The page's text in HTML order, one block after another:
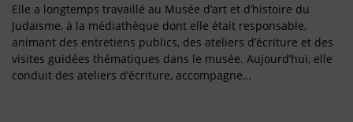
Elle a longtemps travaillé au Musée d’art et d’histoire du
Judaïsme, à la médiathèque dont elle était responsable,
animant des entretiens publics, des ateliers d’écriture et des
visites guidées thématiques dans le musée. Aujourd’hui, elle
conduit des ateliers d’écriture, accompagne…